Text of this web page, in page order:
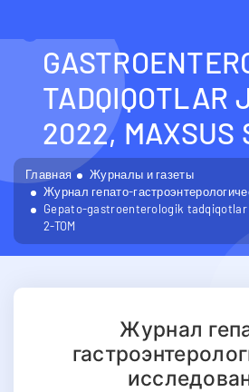
TADQIQOTLAR
2022, MAXSUS
Главная
Журналы и газеты
Журнал гепато-
Gepato-gastroenterologik tadqiqotlar
2-TOM
Журнал